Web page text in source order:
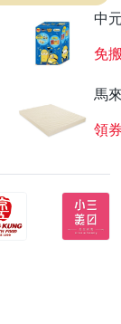
中
免
馬
領